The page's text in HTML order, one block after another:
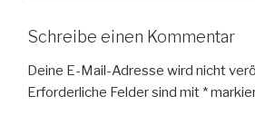
Schreibe einen Kommentar
Deine E-Mail-Adresse wird nicht
Erforderliche Felder sind mit *